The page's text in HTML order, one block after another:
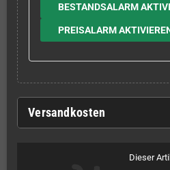
BESTANDSALARM
PREISALARM
Versandkosten
Dieser